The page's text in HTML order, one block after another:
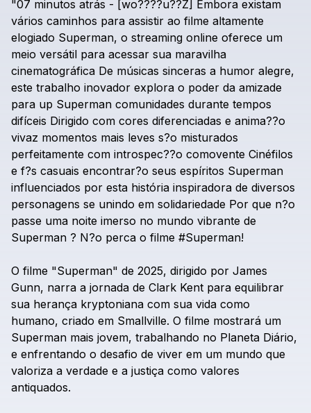
"07 minutos atrás - [wo????u??Z] Embora existam
vários caminhos para assistir ao filme altamente
elogiado Superman, o streaming online oferece um
meio versátil para acessar sua maravilha
cinematográfica De músicas sinceras a humor alegre,
este trabalho inovador explora o poder da amizade
para up Superman comunidades durante tempos
difíceis Dirigido com cores diferenciadas e anima??o
vivaz momentos mais leves s?o misturados
perfeitamente com introspec??o comovente Cinéfilos
e f?s casuais encontrar?o seus espíritos Superman
influenciados por esta história inspiradora de diversos
personagens se unindo em solidariedade Por que n?o
passe uma noite imerso no mundo vibrante de
Superman ? N?o perca o filme #Superman!
O filme "Superman" de 2025, dirigido por James
Gunn, narra a jornada de Clark Kent para equilibrar
sua herança kryptoniana com sua vida como
humano, criado em Smallville. O filme mostrará um
Superman mais jovem, trabalhando no Planeta Diário,
e enfrentando o desafio de viver em um mundo que
valoriza a verdade e a justiça como valores
antiquados.